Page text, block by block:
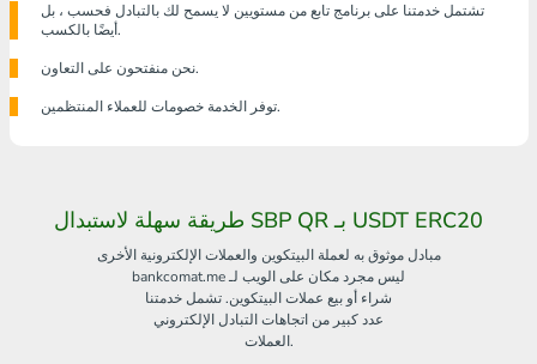
تشتمل خدمتنا على برنامج تابع من مستويين لا يسمح لك بالتبادل فحسب ، بل
أيضًا بالكسب.
نحن منفتحون على التعاون.
توفر الخدمة خصومات للعملاء المنتظمين.
طريقة سهلة لاستبدال SBP QR بـ USDT ERC20
مبادل موثوق به لعملة البيتكوين والعملات الإلكترونية الأخرى
bankcomat.me ليس مجرد مكان على الويب لـ
شراء أو بيع عملات البيتكوين. تشمل خدمتنا
عدد كبير من اتجاهات التبادل الإلكتروني
العملات.